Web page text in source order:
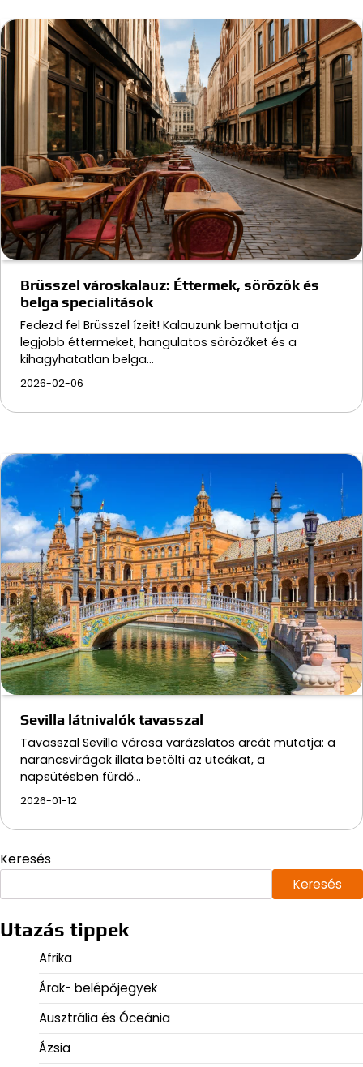
Brüsszel városkalauz: Éttermek, sörözők és
belga specialitások
Fedezd fel Brüsszel ízeit! Kalauzunk bemutatja a
legjobb éttermeket, hangulatos sörözőket és a
kihagyhatatlan belga…
2026-02-06
Sevilla látnivalók tavasszal
Tavasszal Sevilla városa varázslatos arcát mutatja: a
narancsvirágok illata betölti az utcákat, a
napsütésben fürdő…
2026-01-12
Keresés
Keresés
Utazás tippek
Afrika
Árak- belépőjegyek
Ausztrália és Óceánia
Ázsia